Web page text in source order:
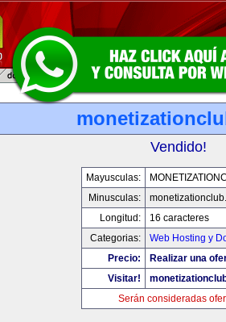
Vendido!
Mayusculas:
Minusculas:
Longitud:
16 caracteres
Categorias:
Web Hosting y
Precio:
Realizar una
Visitar!
Serán consideradas